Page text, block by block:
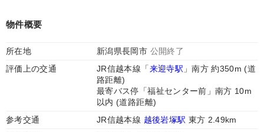
物件概要
所在地 新潟県長岡市 公開終了
評価上の交通
JR信越本線「来迎寺駅 」南方 約350m (道
路距離)
最寄バス停「福祉センター前」南方 10m
以内 (道路距離)
参考交通
JR信越本線 越後岩塚駅 東方 2.49km